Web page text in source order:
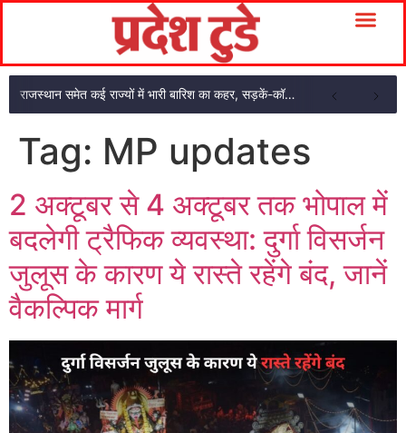
राजस्थान समेत कई राज्यों में भारी बारिश का कहर, सड़कें-कॉलोनियां जलमग्न
Tag: MP updates
2 अक्टूबर से 4 अक्टूबर तक भोपाल में
बदलेगी ट्रैफिक व्यवस्था: दुर्गा विसर्जन
जुलूस के कारण ये रास्ते रहेंगे बंद, जानें
वैकल्पिक मार्ग